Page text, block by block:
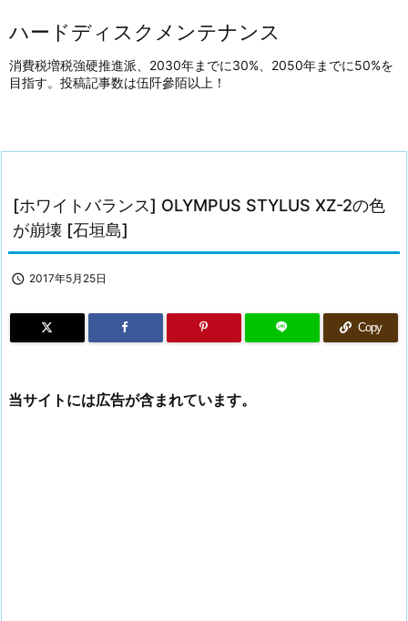
ハードディスクメンテナンス
消費税増税強硬推進派、2030年までに30%、2050年までに50%を
目指す。投稿記事数は伍阡參陌以上！
[ホワイトバランス] OLYMPUS STYLUS XZ-2の色
が崩壊 [石垣島]
 2017年5月25日
Copy
当サイトには広告が含まれています。